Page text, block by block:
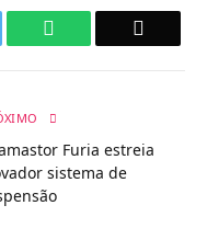
WhatsApp
Furia estreia
sistema de